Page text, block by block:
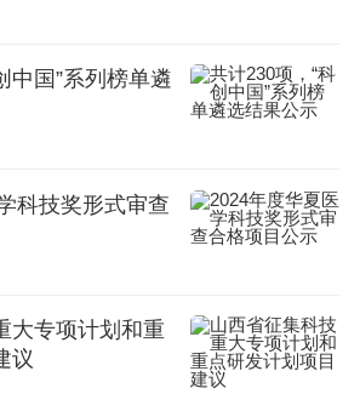
中国”系列榜单遴
科技奖形式审查
大专项计划和重
议